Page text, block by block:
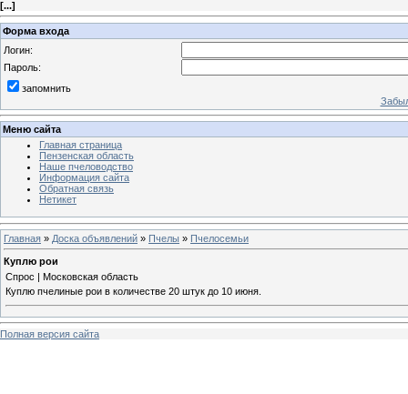
[...]
Форма входа
Логин:
Пароль:
запомнить
Меню сайта
Главная страница
Пензенская область
Наше пчеловодство
Информация сайта
Обратная связь
Нетикет
Главная » Доска объявлений » Пчелы » Пчелосемьи
Куплю рои
Спрос | Московская область
Куплю пчелиные рои в количестве 20 штук до 10 июня.
Полная версия сайта